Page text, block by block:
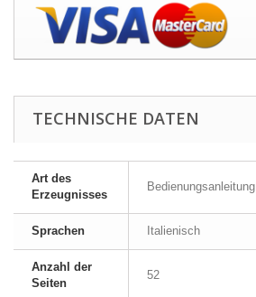
TECHNISCHE DATEN
Art des
Erzeugnisses
Bedienungsanleitung
Sprachen Italienisch
Anzahl der
Seiten
52